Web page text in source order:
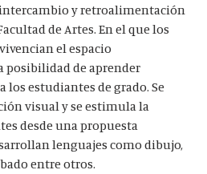
y retroalimentación
de Artes. En el que los
el espacio
de aprender
los estudiantes de grado. Se
visual y se estimula la
desde una propuesta
lenguajes como dibujo,
entre otros.